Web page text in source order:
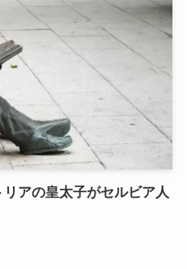
アの皇太子がセルビア人